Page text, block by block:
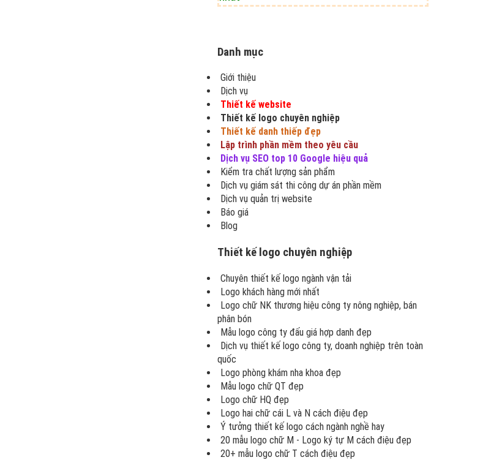
Danh mục
Giới thiệu
Dịch vụ
Thiết kế website
Thiết kế logo chuyên nghiệp
Thiết kế danh thiếp đẹp
Lập trình phần mềm theo yêu cầu
Dịch vụ SEO top 10 Google hiệu quả
Kiểm tra chất lượng sản phẩm
Dịch vụ giám sát thi công dự án phần mềm
Dịch vụ quản trị website
Báo giá
Blog
Thiết kế logo chuyên nghiệp
Chuyên thiết kế logo ngành vận tải
Logo khách hàng mới nhất
Logo chữ NK thương hiệu công ty nông nghiệp, bán
phân bón
Mẫu logo công ty đấu giá hợp danh đẹp
Dịch vụ thiết kế logo công ty, doanh nghiệp trên toàn
quốc
Logo phòng khám nha khoa đẹp
Mẫu logo chữ QT đẹp
Logo chữ HQ đẹp
Logo hai chữ cái L và N cách điệu đẹp
Ý tưởng thiết kế logo cách ngành nghề hay
20 mẫu logo chữ M - Logo ký tự M cách điệu đẹp
20+ mẫu logo chữ T cách điệu đẹp